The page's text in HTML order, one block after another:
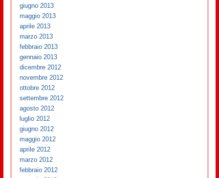
giugno 2013
maggio 2013
aprile 2013
marzo 2013
febbraio 2013
gennaio 2013
dicembre 2012
novembre 2012
ottobre 2012
settembre 2012
agosto 2012
luglio 2012
giugno 2012
maggio 2012
aprile 2012
marzo 2012
febbraio 2012